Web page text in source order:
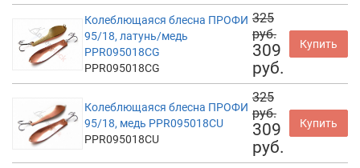
Колеблющаяся блесна ПРОФИ
95/18, латунь/медь
PPR095018CG
PPR095018CG
325
руб.
309
руб.
Купить
Колеблющаяся блесна ПРОФИ
95/18, медь PPR095018CU
PPR095018CU
325
руб.
309
руб.
Купить